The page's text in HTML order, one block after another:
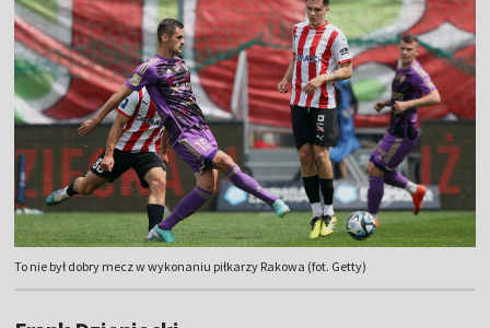
To nie był dobry mecz w wykonaniu piłkarzy Rakowa (fot. Getty)